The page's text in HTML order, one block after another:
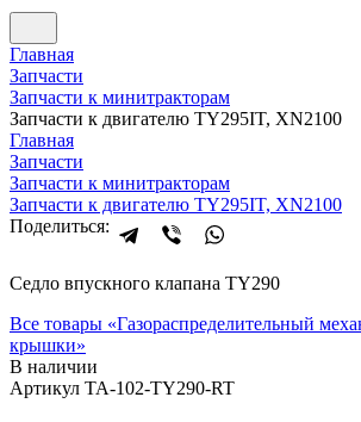
Главная
Запчасти
Запчасти к минитракторам
Запчасти к двигателю TY295IT, XN2100
Главная
Запчасти
Запчасти к минитракторам
Запчасти к двигателю TY295IT, XN2100
Поделиться:
Седло впускного клапана TY290
Все товары «Газораспределительный
крышки»
В наличии
Артикул TA-102-TY290-RT